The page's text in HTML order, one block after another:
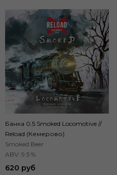
Банка 0.5 Smoked Locomotive //
Reload (Кемерово)
Smoked Beer
ABV: 9.5 %
620 руб